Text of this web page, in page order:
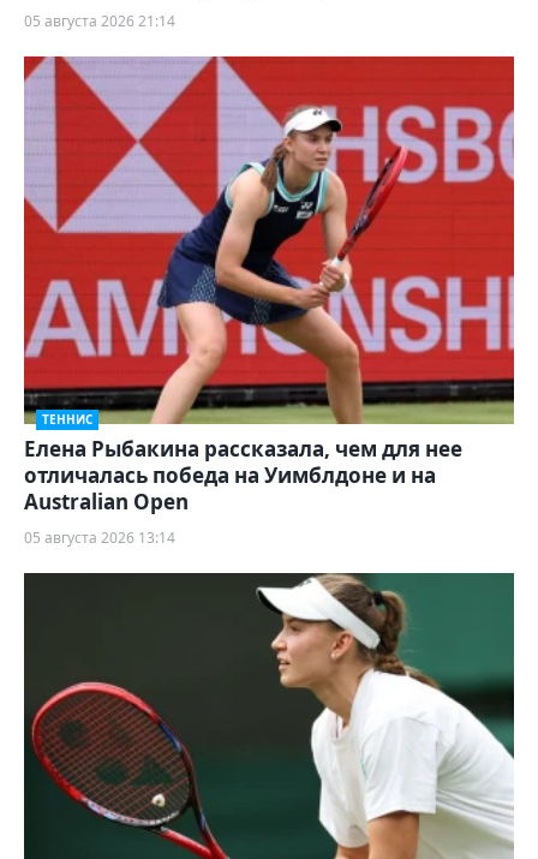
05 августа 2026 21:14
ТЕННИС
Елена Рыбакина рассказала, чем для нее
отличалась победа на Уимблдоне и на
Australian Open
05 августа 2026 13:14